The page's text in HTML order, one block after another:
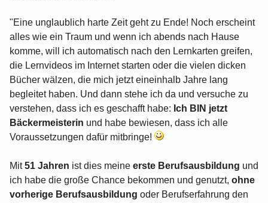
"Eine unglaublich harte Zeit geht zu Ende! Noch erscheint
alles wie ein Traum und wenn ich abends nach Hause
komme, will ich automatisch nach den Lernkarten greifen,
die Lernvideos im Internet starten oder die vielen dicken
Bücher wälzen, die mich jetzt eineinhalb Jahre lang
begleitet haben. Und dann stehe ich da und versuche zu
verstehen, dass ich es geschafft habe: Ich BIN jetzt
Bäckermeisterin und habe bewiesen, dass ich alle
Voraussetzungen dafür mitbringe!
Mit51 Jahren ist dies meine erste Berufsausbildung und
ich habe die große Chance bekommen und genutzt, ohne
vorherige Berufsausbildung oder Berufserfahrung den